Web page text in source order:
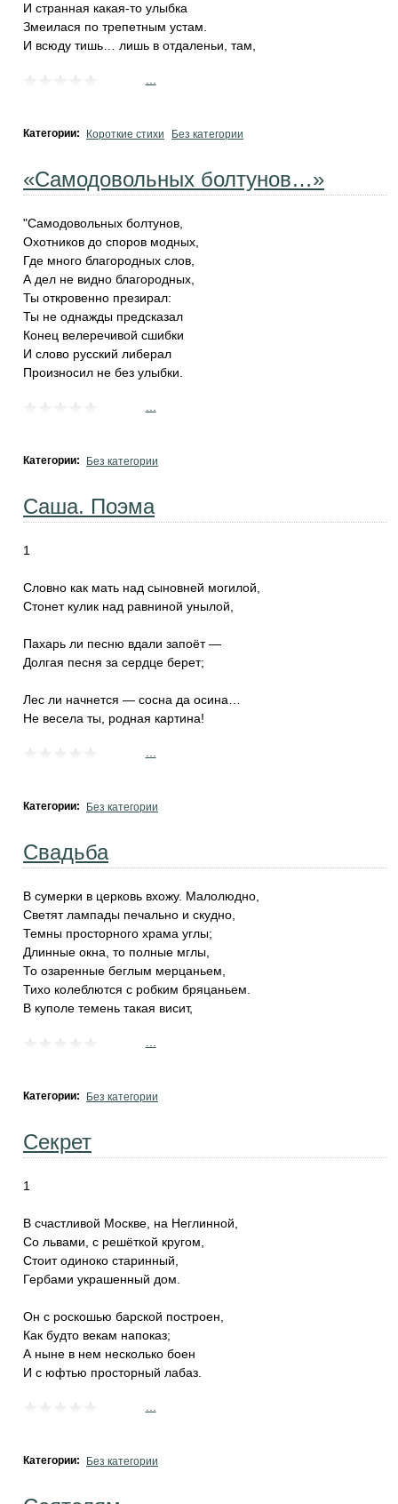
И странная какая-то улыбка
Змеилася по трепетным устам.
И всюду тишь… лишь в отдаленьи, там,
Категории: Короткие стихи Без категории
«Самодовольных болтунов…»
"Самодовольных болтунов,
Охотников до споров модных,
Где много благородных слов,
А дел не видно благородных,
Ты откровенно презирал:
Ты не однажды предсказал
Конец велеречивой сшибки
И слово русский либерал
Произносил не без улыбки.
Категории: Без категории
Саша. Поэма
1
Словно как мать над сыновней могилой,
Стонет кулик над равниной унылой,
Пахарь ли песню вдали запоёт —
Долгая песня за сердце берет;
Лес ли начнется — сосна да осина…
Не весела ты, родная картина!
Категории: Без категории
Свадьба
В сумерки в церковь вхожу. Малолюдно,
Светят лампады печально и скудно,
Темны просторного храма углы;
Длинные окна, то полные мглы,
То озаренные беглым мерцаньем,
Тихо колеблются с робким бряцаньем.
В куполе темень такая висит,
Категории: Без категории
Секрет
1
В счастливой Москве, на Неглинной,
Со львами, с решёткой кругом,
Стоит одиноко старинный,
Гербами украшенный дом.
Он с роскошью барской построен,
Как будто векам напоказ;
А ныне в нем несколько боен
И с юфтью просторный лабаз.
Категории: Без категории